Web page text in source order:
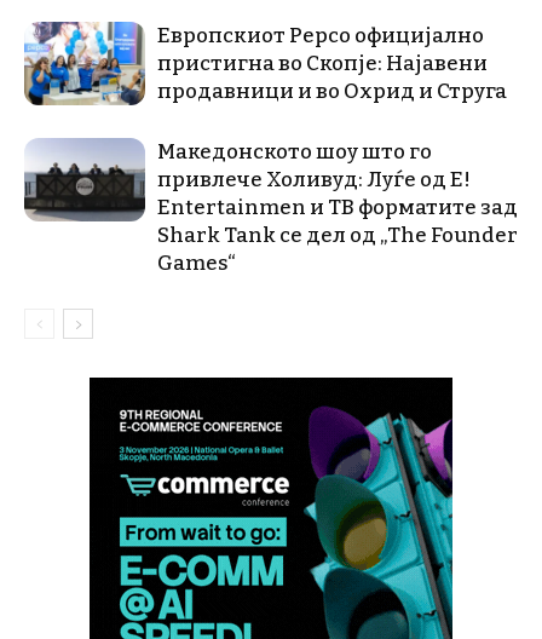
Европскиот Pepco официјално
пристигна во Скопје: Најавени
продавници и во Охрид и Струга
Македонското шоу што го
привлече Холивуд: Луѓе од E!
Entertainmen и ТВ форматите зад
Shark Tank се дел од „The Founder
Games“